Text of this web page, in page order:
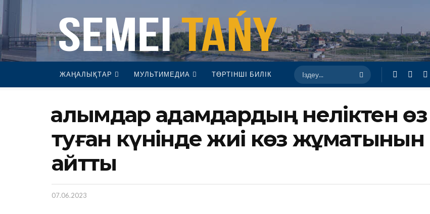
ЖАҢАЛЫҚТАР МУЛЬТИМЕДИА ТӨРТІНШІ БИЛІК
Ғалымдар адамдардың неліктен өз
туған күнінде жиі көз жұматынын
айтты
07.06.2023